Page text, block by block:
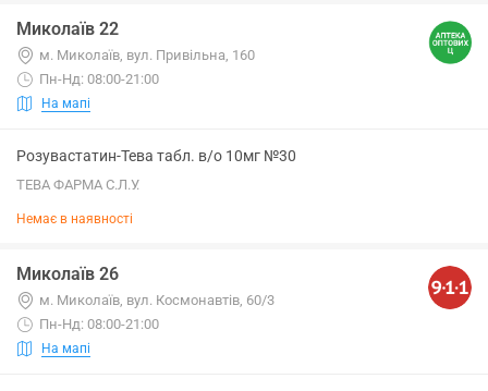
Миколаїв 22
м. Миколаїв, вул. Привільна, 160
Пн-Нд: 08:00-21:00
На мапі
Розувастатин-Тева табл. в/о 10мг №30
ТЕВА ФАРМА С.Л.У.
Немає в наявності
Миколаїв 26
м. Миколаїв, вул. Космонавтів, 60/3
Пн-Нд: 08:00-21:00
На мапі